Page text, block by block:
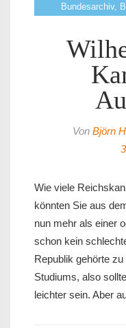
Bundesarchiv,
Von Björn
Wie viele
könnten Sie aus
nun mehr als einer
schon kein
Republik gehörte
Studiums, also
leichter sein. Aber